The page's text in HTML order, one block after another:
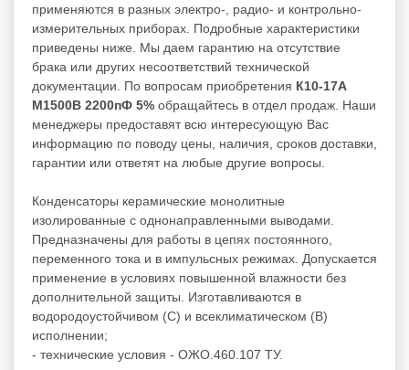
применяются в разных электро-, радио- и контрольно-
измерительных приборах. Подробные характеристики
приведены ниже. Мы даем гарантию на отсутствие
брака или других несоответствий технической
документации. По вопросам приобретения К10-17А
М1500В 2200пФ 5% обращайтесь в отдел продаж. Наши
менеджеры предоставят всю интересующую Вас
информацию по поводу цены, наличия, сроков доставки,
гарантии или ответят на любые другие вопросы.
Конденсаторы керамические монолитные
изолированные с однонаправленными выводами.
Предназначены для работы в цепях постоянного,
переменного тока и в импульсных режимах. Допускается
применение в условиях повышенной влажности без
дополнительной защиты. Изготавливаются в
водородоустойчивом (С) и всеклиматическом (В)
исполнении;
- технические условия - ОЖО.460.107 ТУ.